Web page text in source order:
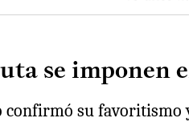
se imponen
su